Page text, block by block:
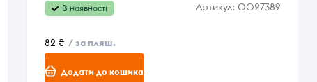
В наявності Артикул: 0027389
82 ₴ / за пляш.
Додати до кошика